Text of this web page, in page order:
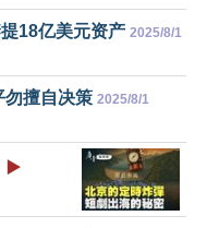
18亿美元资产 2025/8/1
勿擅自决策 2025/8/1
▶️